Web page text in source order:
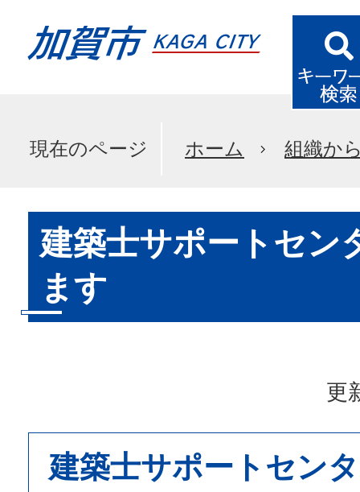
現在のページ ホーム 組織か
建築士サポートセン
ます
更
建築士サポートセン